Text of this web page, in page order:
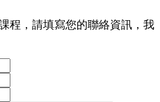
程，請填寫您的聯絡資訊，我